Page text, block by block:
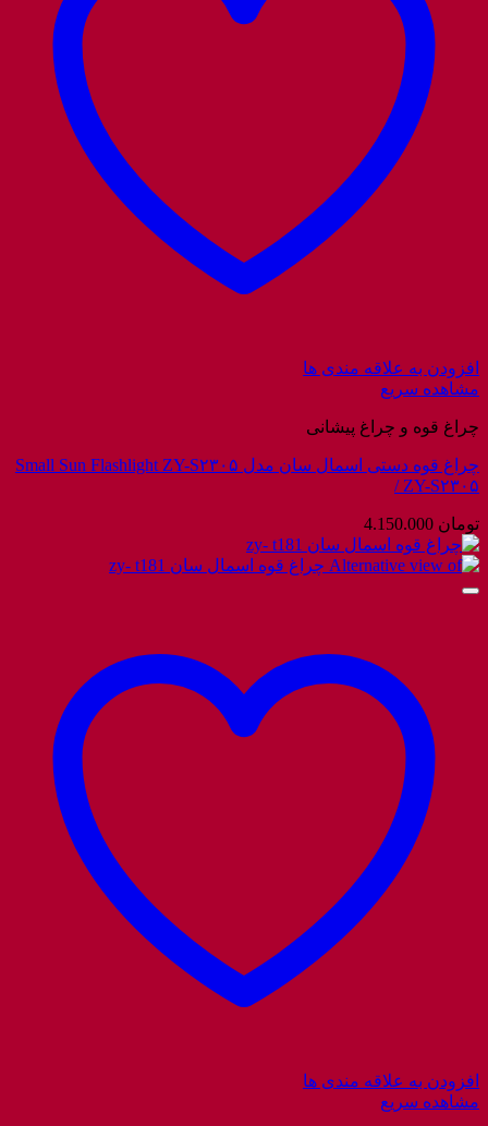
افزودن به علاقه مندی ها
مشاهده سریع
چراغ قوه و چراغ پیشانی
چراغ قوه دستی اسمال سان مدل Small Sun Flashlight ZY-S۲۳۰۵
/ ZY-S۲۳۰۵
تومان
افزودن به علاقه مندی ها
مشاهده سریع